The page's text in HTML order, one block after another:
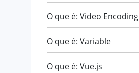
O que é: Video Encoding
O que é: Variable
O que é: Vue.js